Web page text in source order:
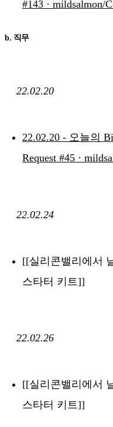
#143 · mildsalmon/
b. 직무
22.02.20
22.02.20 - 오늘의
Request #45 ·
22.02.24
[[실리콘밸리에서
스타터 키트]]
22.02.26
[[실리콘밸리에서
스타터 키트]]